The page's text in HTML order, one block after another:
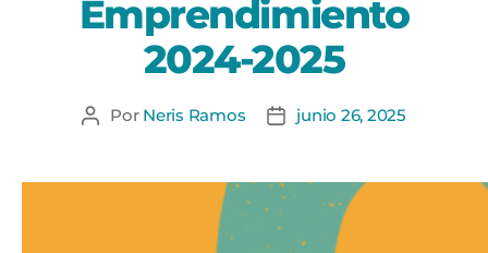
Emprendimiento
2024-2025
Por Neris Ramos junio 26, 2025